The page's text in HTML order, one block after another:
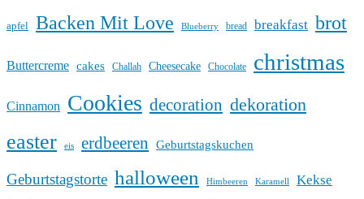
apfel Backen Mit Love Blueberry bread breakfast brot
Buttercreme cakes Challah Cheesecake Chocolate christmas
Cinnamon Cookies decoration dekoration
easter eis erdbeeren Geburtstagskuchen
Geburtstagstorte halloween Himbeeren Karamell Kekse